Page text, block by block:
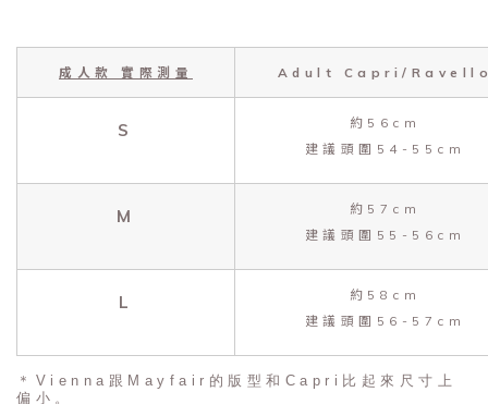
成人款 實際測量 Adult Capri/
S
約56cm
建議頭圍54-55cm
M
約57cm
建議頭圍55-56cm
L
約58cm
建議頭圍56-57cm
＊Vienna跟Mayfair的版型和Capri比起來尺寸上
偏小。